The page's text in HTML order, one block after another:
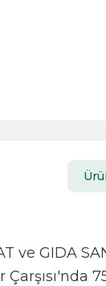
ve GIDA